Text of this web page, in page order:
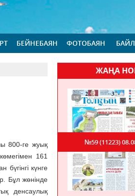
БЕЙНЕБАЯН ФОТОБАЯН
800-ге жуық
161
бүгінгі күнге
Бұл жөнінде
денсаулық
ЖАҢА
№59 (11223)